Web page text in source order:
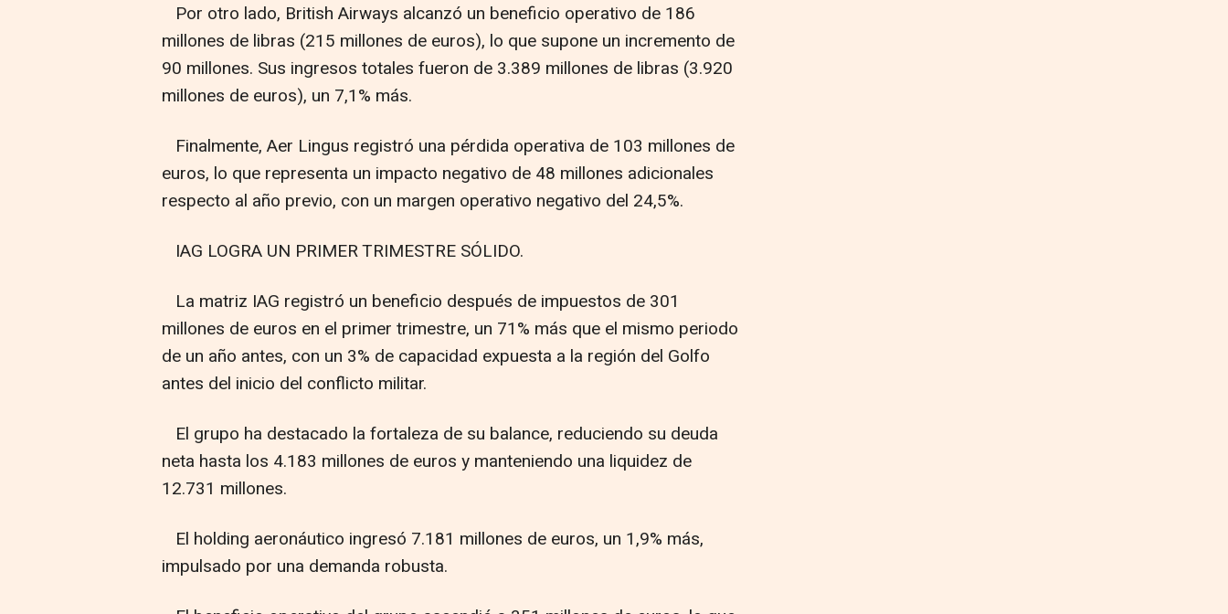
Por otro lado, British Airways alcanzó un beneficio operativo de 186
millones de libras (215 millones de euros), lo que supone un incremento de
90 millones. Sus ingresos totales fueron de 3.389 millones de libras (3.920
millones de euros), un 7,1% más.
Finalmente, Aer Lingus registró una pérdida operativa de 103 millones de
euros, lo que representa un impacto negativo de 48 millones adicionales
respecto al año previo, con un margen operativo negativo del 24,5%.
IAG LOGRA UN PRIMER TRIMESTRE SÓLIDO.
La matriz IAG registró un beneficio después de impuestos de 301
millones de euros en el primer trimestre, un 71% más que el mismo periodo
de un año antes, con un 3% de capacidad expuesta a la región del Golfo
antes del inicio del conflicto militar.
El grupo ha destacado la fortaleza de su balance, reduciendo su deuda
neta hasta los 4.183 millones de euros y manteniendo una liquidez de
12.731 millones.
El holding aeronáutico ingresó 7.181 millones de euros, un 1,9% más,
impulsado por una demanda robusta.